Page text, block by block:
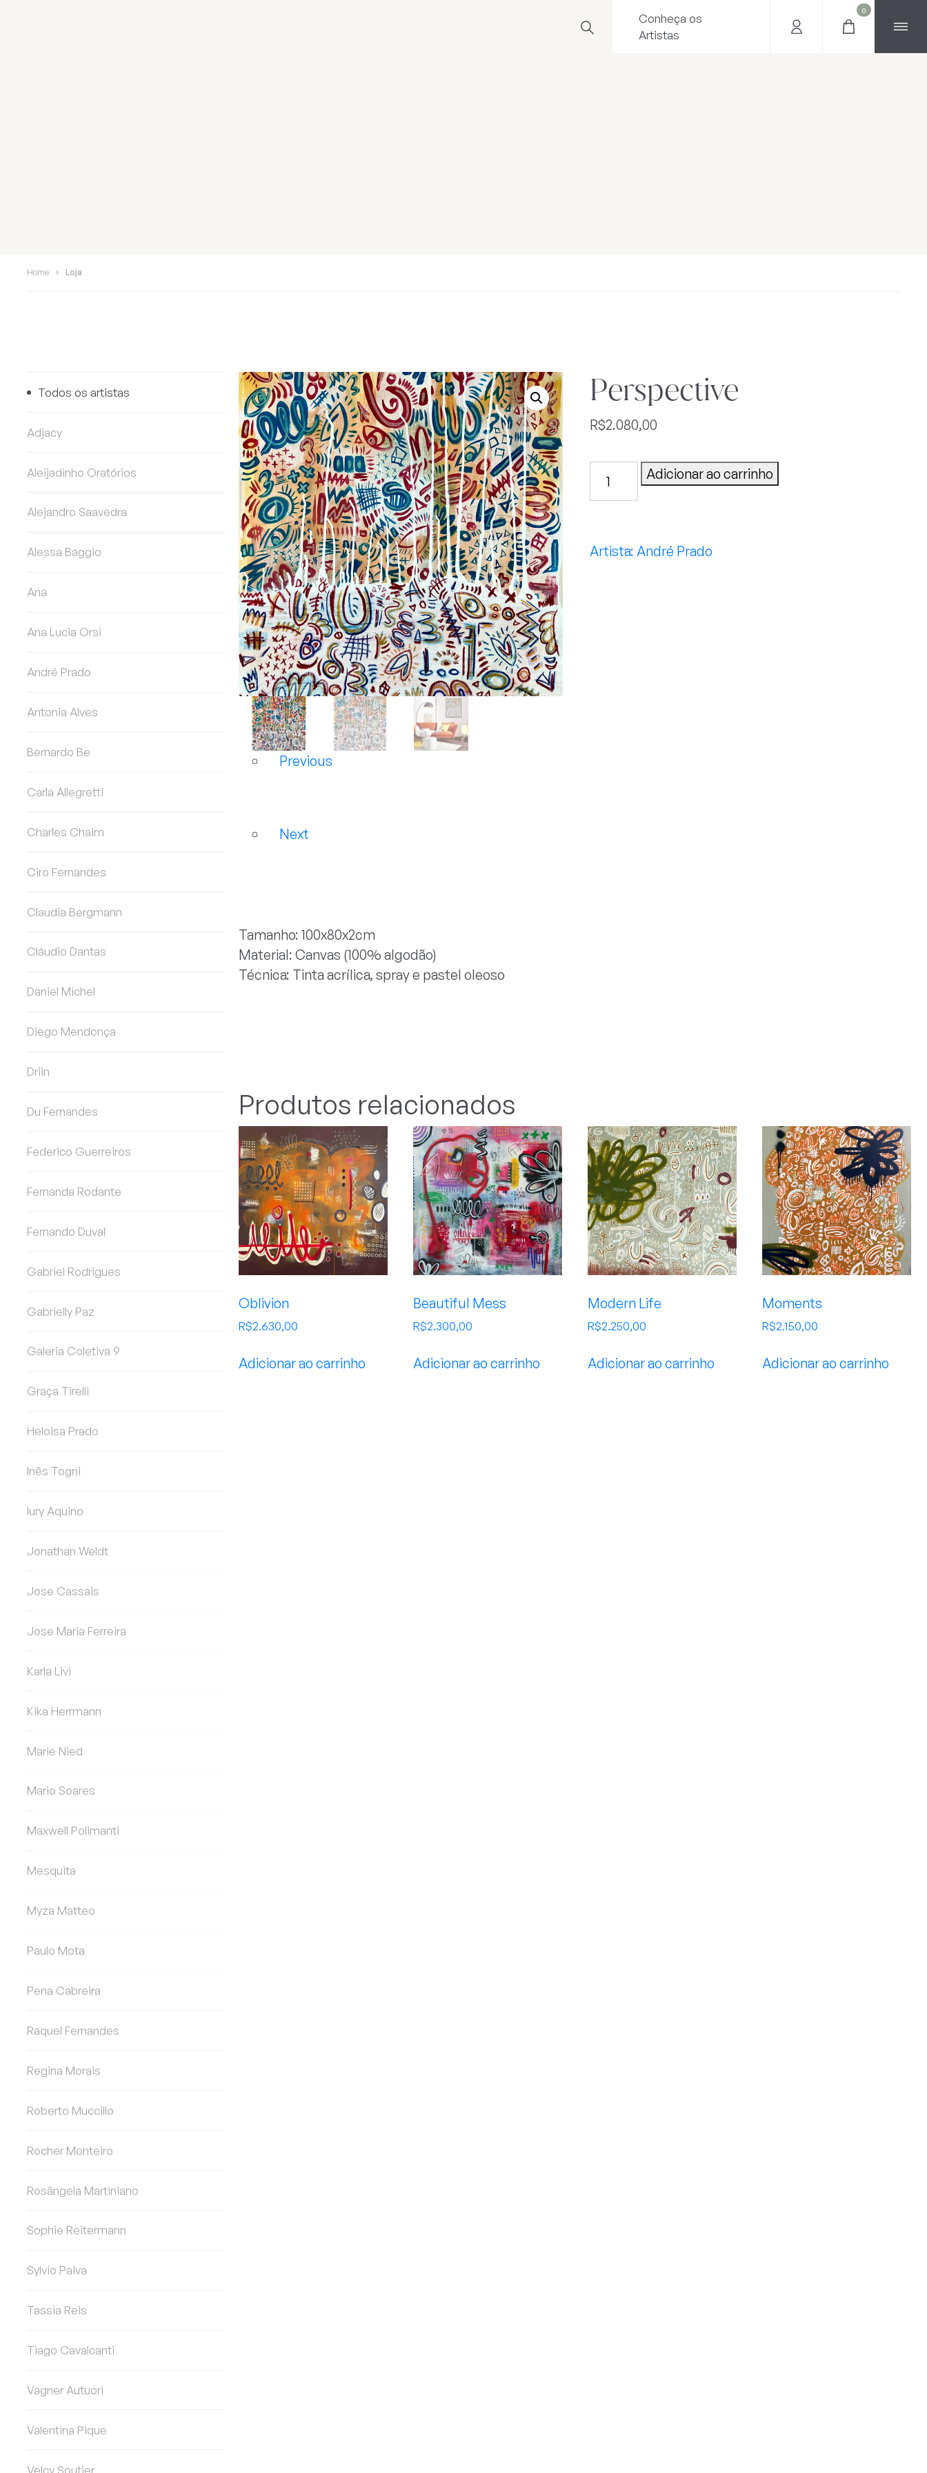
Conheça os
Artistas
0
Home Loja
Todos os artistas
Adjacy
Aleijadinho Oratórios
Alejandro Saavedra
Alessa Baggio
Ana
Ana Lucia Orsi
André Prado
Antonia Alves
Bernardo Be
Carla Allegretti
Charles Chaim
Ciro Fernandes
Claudia Bergmann
Cláudio Dantas
Daniel Michel
Diego Mendonça
Driin
Du Fernandes
Federico Guerreiros
Fernanda Rodante
Fernando Duval
Gabriel Rodrigues
Gabrielly Paz
Galeria Coletiva 9
Graça Tirelli
Heloisa Prado
Inês Togni
Iury Aquino
Jonathan Weldt
Jose Cassais
Jose Maria Ferreira
Karla Livi
Kika Herrmann
Marie Nied
Mario Soares
Maxwell Polimanti
Mesquita
Myza Matteo
Paulo Mota
Pena Cabreira
Raquel Fernandes
Regina Morais
Roberto Muccillo
Rocher Monteiro
Rosângela Martiniano
Sophie Reitermann
Sylvio Paiva
Tassia Reis
Tiago Cavalcanti
Vagner Autuori
Valentina Pique
Velcy Soutier
Previous
Next
Perspective
R$2.080,00
Perspective
quantidade
Adicionar ao carrinho
André Prado
Tamanho: 100x80x2cm
Material: Canvas (100% algodão)
Técnica: Tinta acrílica, spray e pastel oleoso
Produtos relacionados
Oblivion
R$2.630,00
Adicionar ao carrinho
Beautiful Mess
R$2.300,00
Adicionar ao carrinho
Modern Life
R$2.250,00
Adicionar ao carrinho
Moments
R$2.150,00
Adicionar ao carrinho